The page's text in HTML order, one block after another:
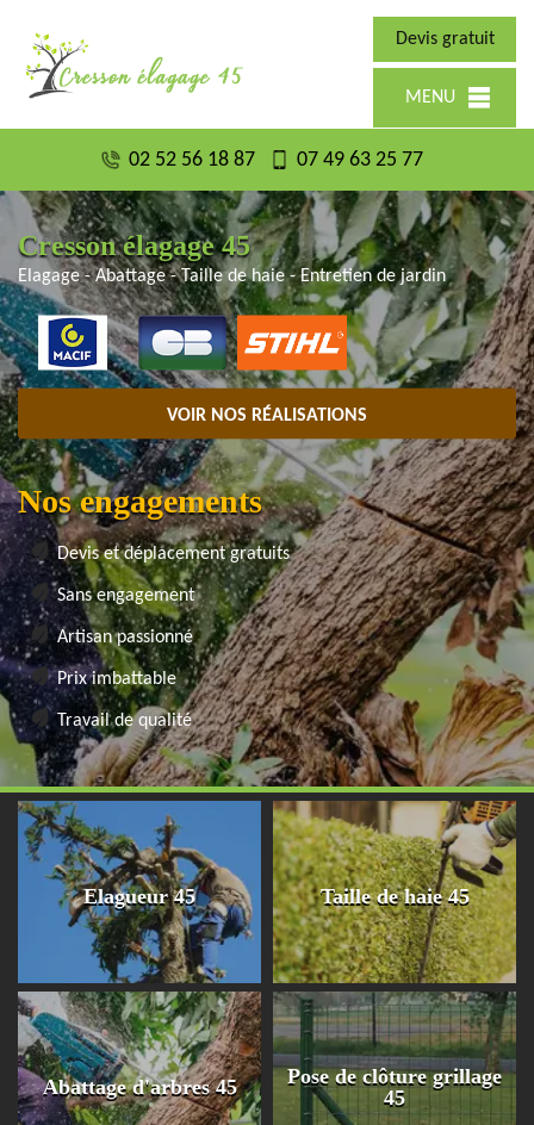
Devis gratuit
MENU
02 52 56 18 87 07 49 63 25 77
Cresson élagage 45
Elagage - Abattage - Taille de haie - Entretien de jardin
VOIR NOS RÉALISATIONS
Nos engagements
Devis et déplacement gratuits
Sans engagement
Artisan passionné
Prix imbattable
Travail de qualité
Elagueur 45 Taille de haie 45
Abattage d'arbres 45
Pose de clôture grillage
45